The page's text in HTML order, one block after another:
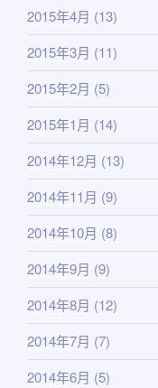
2015年4月 (13)
2015年3月 (11)
2015年2月 (5)
2015年1月 (14)
2014年12月 (13)
2014年11月 (9)
2014年10月 (8)
2014年9月 (9)
2014年8月 (12)
2014年7月 (7)
2014年6月 (5)